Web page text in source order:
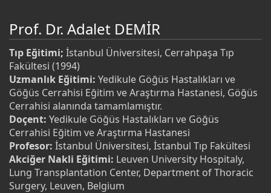
Prof. Dr. Adalet DEMİR
Tıp Eğitimi; İstanbul Üniversitesi, Cerrahpaşa Tıp
Fakültesi (1994)
Uzmanlık Eğitimi: Yedikule Göğüs Hastalıkları ve
Göğüs Cerrahisi Eğitim ve Araştırma Hastanesi, Göğüs
Cerrahisi alanında tamamlamıştır.
Doçent: Yedikule Göğüs Hastalıkları ve Göğüs
Cerrahisi Eğitim ve Araştırma Hastanesi
Profesor: İstanbul Üniversitesi, İstanbul Tıp Fakültesi
Akciğer Nakli Eğitimi: Leuven University Hospitaly,
Lung Transplantation Center, Department of Thoracic
Surgery, Leuven, Belgium